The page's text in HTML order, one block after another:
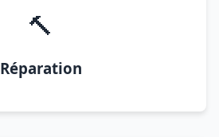
🔨
Réparation